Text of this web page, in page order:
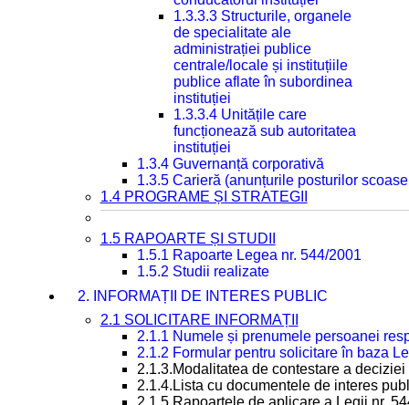
1.3.3.3 Structurile, organele
de specialitate ale
administrației publice
centrale/locale și instituțiile
publice aflate în subordinea
instituției
1.3.3.4 Unitățile care
funcționează sub autoritatea
instituției
1.3.4 Guvernanță corporativă
1.3.5 Carieră (anunțurile posturilor
1.4 PROGRAME ȘI STRATEGII
1.5 RAPOARTE ȘI STUDII
1.5.1 Rapoarte Legea nr. 544/2001
1.5.2 Studii realizate
2. INFORMAȚII DE INTERES PUBLIC
2.1 SOLICITARE INFORMAȚII
2.1.1 Numele și prenumele persoanei
2.1.2 Formular pentru solicitare în baza
2.1.3.Modalitatea de contestare a
2.1.4.Lista cu documentele de interes
2.1.5.Rapoartele de aplicare a Legii nr.